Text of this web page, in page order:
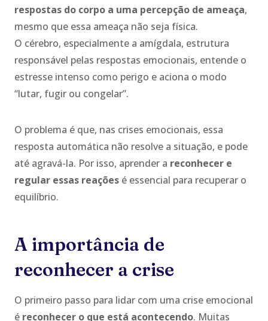
respostas do corpo a uma percepção de ameaça,
mesmo que essa ameaça não seja física.
O cérebro, especialmente a amígdala, estrutura
responsável pelas respostas emocionais, entende o
estresse intenso como perigo e aciona o modo
“lutar, fugir ou congelar”.
O problema é que, nas crises emocionais, essa
resposta automática não resolve a situação, e pode
até agravá-la. Por isso, aprender a reconhecer e
regular essas reações é essencial para recuperar o
equilíbrio.
A importância de
reconhecer a crise
O primeiro passo para lidar com uma crise emocional
é reconhecer o que está acontecendo. Muitas